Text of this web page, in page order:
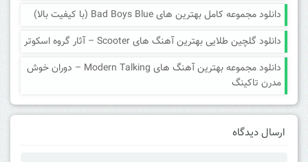
دانلود مجموعه کامل بهترین های Bad Boys Blue (با کیفیت بالا)
دانلود گلچین طلایی بهترین آهنگ های Scooter – آثار گروه اسکوتر
دانلود مجموعه بهترین آهنگ های Modern Talking – دوران خوش
مدرن تاکینگ
ارسال دیدگاه